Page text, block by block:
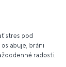
stres pod
bráni
radosti.